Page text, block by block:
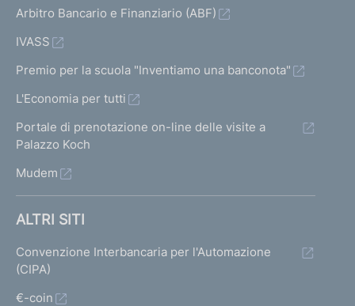
Arbitro Bancario e Finanziario (ABF)
IVASS
Premio per la scuola "Inventiamo una banconota"
L'Economia per tutti
Portale di prenotazione on-line delle visite a
Palazzo Koch
Mudem
ALTRI SITI
Convenzione Interbancaria per l'Automazione
(CIPA)
€-coin